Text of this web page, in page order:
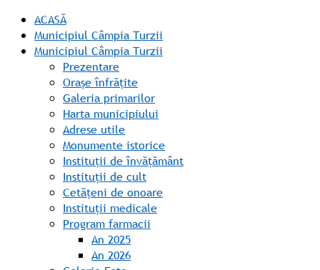
ACASĂ
Municipiul Câmpia Turzii
Municipiul Câmpia Turzii
Prezentare
Orașe înfrățite
Galeria primarilor
Harta municipiului
Adrese utile
Monumente istorice
Instituții de învățământ
Instituții de cult
Cetățeni de onoare
Instituții medicale
Program farmacii
An 2025
An 2026